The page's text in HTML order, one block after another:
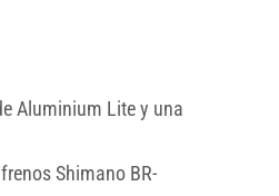
Aluminium Lite y una
Shimano BR-